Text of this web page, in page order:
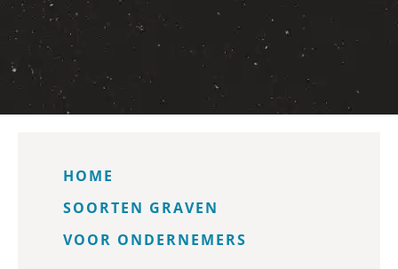
HOME
SOORTEN GRAVEN
VOOR ONDERNEMERS